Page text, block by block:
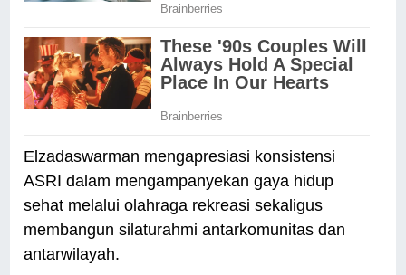
Elzadaswarman mengapresiasi konsistensi
ASRI dalam mengampanyekan gaya hidup
sehat melalui olahraga rekreasi sekaligus
membangun silaturahmi antarkomunitas dan
antarwilayah.